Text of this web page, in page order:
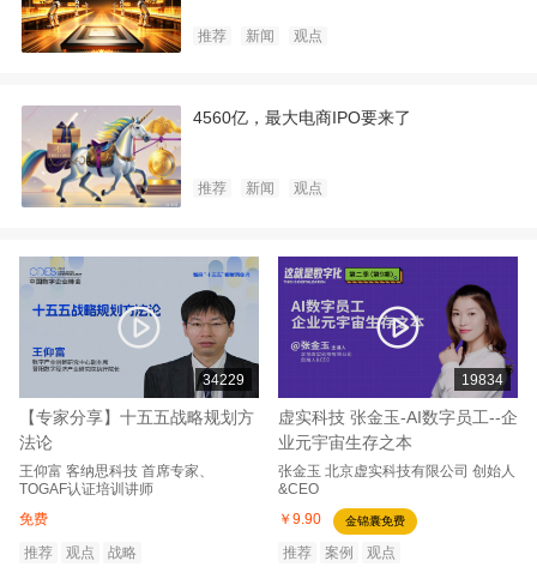
推荐 新闻 观点
4560亿，最大电商IPO要来了
推荐 新闻 观点
34229
【专家分享】十五五战略规划方
法论
王仰富 客纳思科技 首席专家、
TOGAF认证培训讲师
免费
推荐
观点 战略
19834
虚实科技 张金玉-AI数字员工--企
业元宇宙生存之本
张金玉 北京虚实科技有限公司 创始人
&CEO
￥9.90
金锦囊免费
推荐 案例 观点